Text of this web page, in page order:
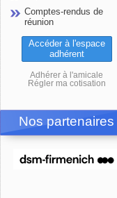
Comptes-rendus de
réunion
Accéder à l'espace
adhérent
Adhérer à l'amicale
Régler ma cotisation
Nos partenaires